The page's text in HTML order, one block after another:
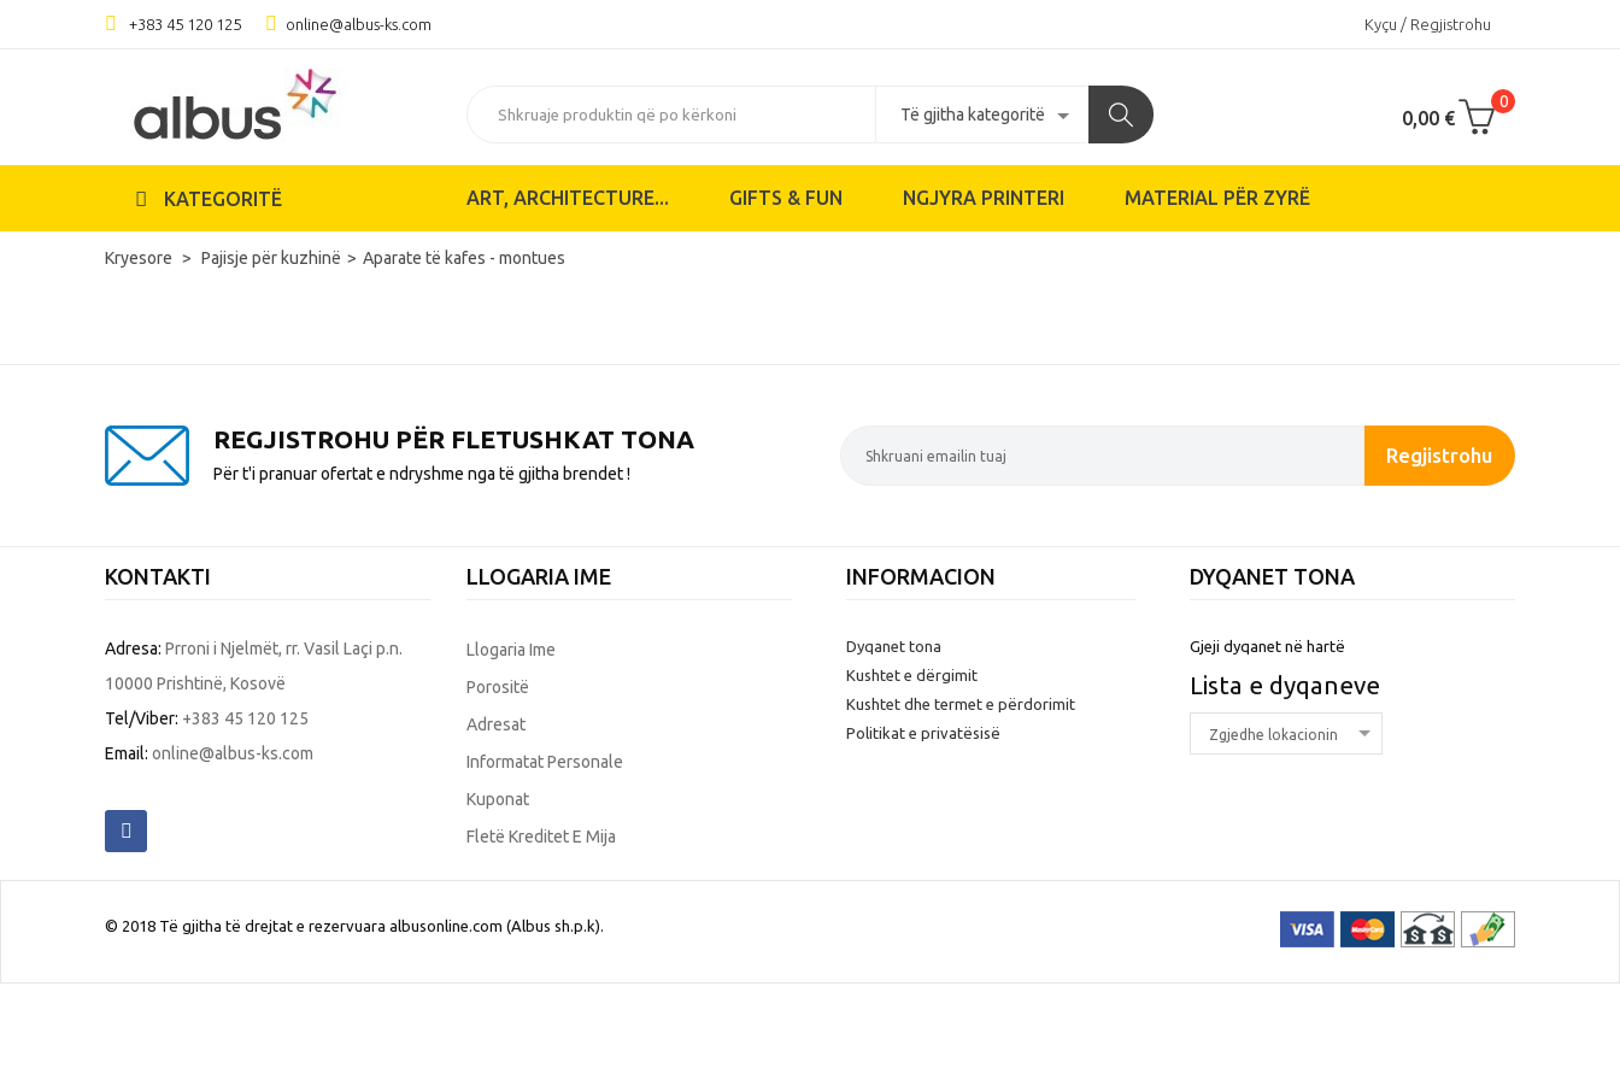
+383 45 120 125 online@albus-ks.com Kyçu / Regjistrohu
0,00 €
0
KATEGORITË ART, ARCHITECTURE... GIFTS & FUN NGJYRA PRINTERI MATERIAL PËR ZYRË
Kryesore Pajisje për kuzhinë Aparate të kafes - montues
REGJISTROHU PËR FLETUSHKAT TONA
Për t'i pranuar ofertat e ndryshme nga të gjitha brendet !
Regjistrohu
KONTAKTI
Adresa: Prroni i Njelmët, rr. Vasil Laçi p.n.
10000 Prishtinë, Kosovë
Tel/Viber: +383 45 120 125
Email: online@albus-ks.com
LLOGARIA IME
Llogaria Ime
Porositë
Adresat
Informatat Personale
Kuponat
Fletë Kreditet E Mija
INFORMACION
Dyqanet tona
Kushtet e dërgimit
Kushtet dhe termet e përdorimit
Politikat e privatësisë
DYQANET TONA
Gjeji dyqanet në hartë
This page can't load Google
Lista e dyqaneve
Zgjedhe lokacionin
© 2018 Të gjitha të drejtat e rezervuara albusonline.com (Albus sh.p.k).